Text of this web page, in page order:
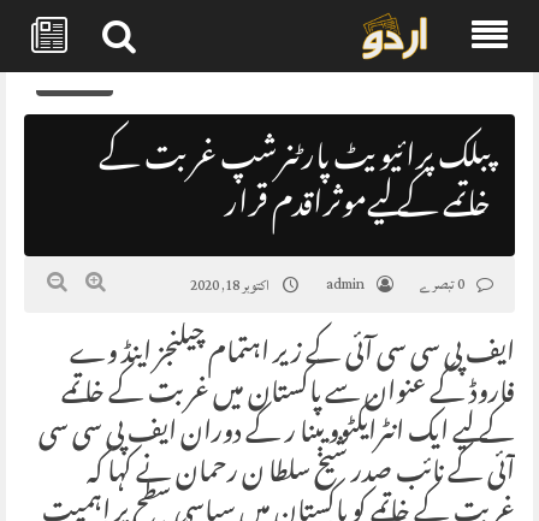
Skip
content
0
پبلک پرائیویٹ پارٹنرشپ غربت کے
خاتمے کے لیےموثراقدم قرار
admin اکتوبر 18, 2020
ایف پی سی سی آئی کے زیر اہتمام چیلنجز اینڈ وے
فاروڈ کے عنوان سے پاکستان میں غر بت کے خا تمے
کے لیے ایک انٹرایکٹوویبنا ر کے دوران ایف پی سی سی
آئی کے نائب صدر شیخ سلطا ن رحمان نے کہا کہ